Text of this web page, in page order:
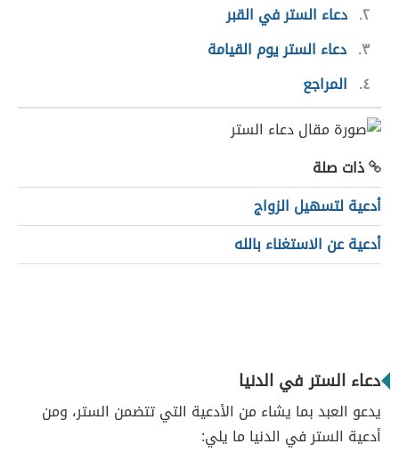
٢ دعاء الستر في القبر
٣ دعاء الستر يوم القيامة
٤
المراجع
ذات صلة
أدعية لتسهيل الزواج
أدعية عن الاستغناء بالله
دعاء الستر في الدنيا
يدعو العبد بما يشاء من الأدعية التي تتضمن الستر، ومن
أدعية الستر في الدنيا ما يلي: